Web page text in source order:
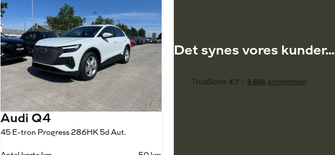
Audi Q4
45 E-tron Progress 286HK 5d Aut.
Det synes vores kunder...